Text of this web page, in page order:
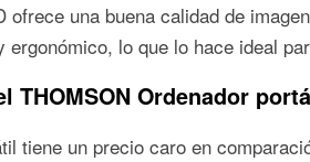
ofrece una buena calidad de
ergonómico, lo que lo hace ideal
THOMSON Ordenador
tiene un precio caro en